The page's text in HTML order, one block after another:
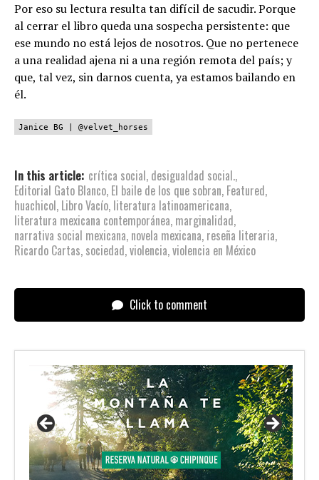
Por eso su lectura resulta tan difícil de sacudir. Porque
al cerrar el libro queda una sospecha persistente: que
ese mundo no está lejos de nosotros. Que no pertenece
a una realidad ajena ni a una región remota del país; y
que, tal vez, sin darnos cuenta, ya estamos bailando en
él.
Janice BG | @velvet_horses
In this article: crítica social, desigualdad social.,
Editorial Gato Blanco, El baile de los que sobran, Featured,
huachicol, Libro Vacío, literatura latinoamericana,
literatura mexicana contemporánea, marginalidad,
narrativa social mexicana, novela mexicana, reseña literaria,
Ricardo Cartas, sociedad,violencia,violencia en México
Click to comment